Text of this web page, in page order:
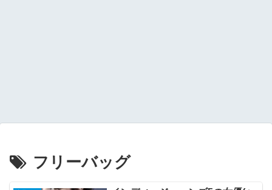
フリーバッグ